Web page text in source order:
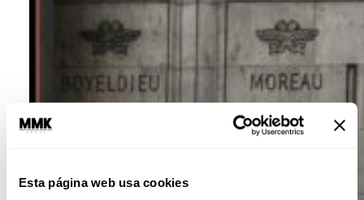
Esta página web usa cookies